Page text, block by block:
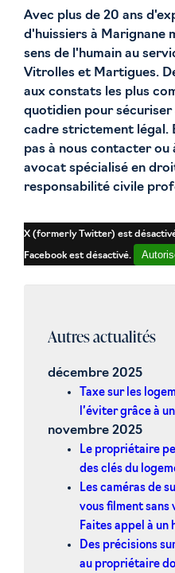
Avec plus de 20 ans
d'huissiers à Marignane
sens de l'humain au
Vitrolles et Martigues.
aux constats les plus
quotidien pour sécuriser
cadre strictement légal.
pas à nous contacter ou
avocat spécialisé en
responsabilité civile
X (formerly Twitter) est
Facebook est désactivé.
Autres actualités
décembre 2025
Taxe sur les
l’éviter grâce à
novembre 2025
Le propriétaire
des clés du
Les caméras de
vous filment sans
Faites appel à un
Des précisions
au propriétaire